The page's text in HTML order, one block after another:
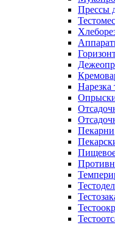
Прессы
Нарезка
Пекарни